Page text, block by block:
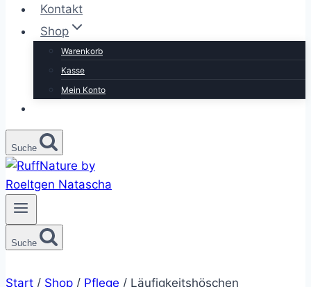
Kontakt
Shop
Warenkorb
Kasse
Mein Konto
Suche
Suche
Start / Shop / Pflege / Läufigkeitshöschen